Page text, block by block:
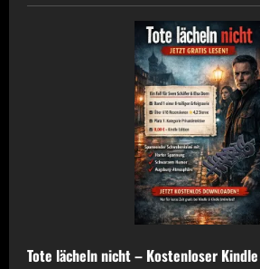
Tote lächeln nicht – Kostenloser